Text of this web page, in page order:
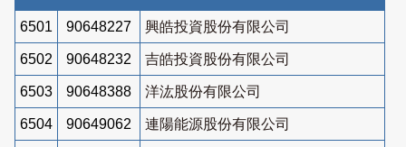
6501 90648227 興皓投資股份有限公司
6502 90648232 吉皓投資股份有限公司
6503 90648388 洋汯股份有限公司
6504 90649062 連陽能源股份有限公司